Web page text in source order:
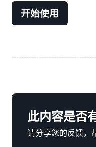
开始使用
此内容是否
请分享您的反馈，